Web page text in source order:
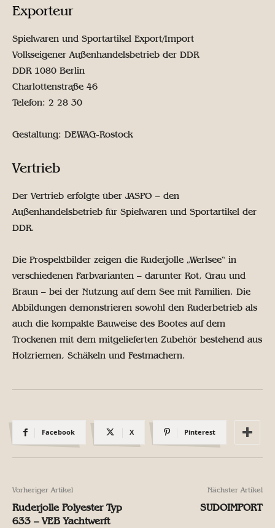
Exporteur
Spielwaren und Sportartikel Export/Import
Volkseigener Außenhandelsbetrieb der DDR
DDR 1080 Berlin
Charlottenstraße 46
Telefon: 2 28 30
Gestaltung: DEWAG-Rostock
Vertrieb
Der Vertrieb erfolgte über JASPO – den
Außenhandelsbetrieb für Spielwaren und Sportartikel der
DDR.
Die Prospektbilder zeigen die Ruderjolle „Werlsee“ in
verschiedenen Farbvarianten – darunter Rot, Grau und
Braun – bei der Nutzung auf dem See mit Familien. Die
Abbildungen demonstrieren sowohl den Ruderbetrieb als
auch die kompakte Bauweise des Bootes auf dem
Trockenen mit dem mitgelieferten Zubehör bestehend aus
Holzriemen, Schäkeln und Festmachern.
Facebook X Pinterest
Vorheriger Artikel
Ruderjolle Polyester Typ
633 – VEB Yachtwerft
Nächster Artikel
SUDOIMPORT